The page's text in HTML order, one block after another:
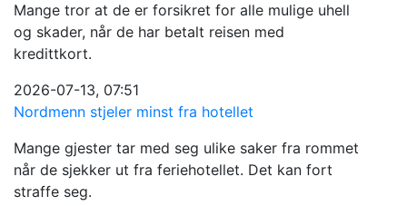
Mange tror at de er forsikret for alle mulige uhell
og skader, når de har betalt reisen med
kredittkort.
2026-07-13, 07:51
Nordmenn stjeler minst fra hotellet
Mange gjester tar med seg ulike saker fra rommet
når de sjekker ut fra feriehotellet. Det kan fort
straffe seg.